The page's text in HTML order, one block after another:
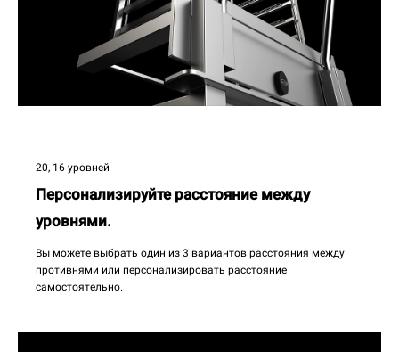
20, 16 уровней
Персонализируйте расстояние между
уровнями.
Вы можете выбрать один из 3 вариантов расстояния между
противнями или персонализировать расстояние
самостоятельно.